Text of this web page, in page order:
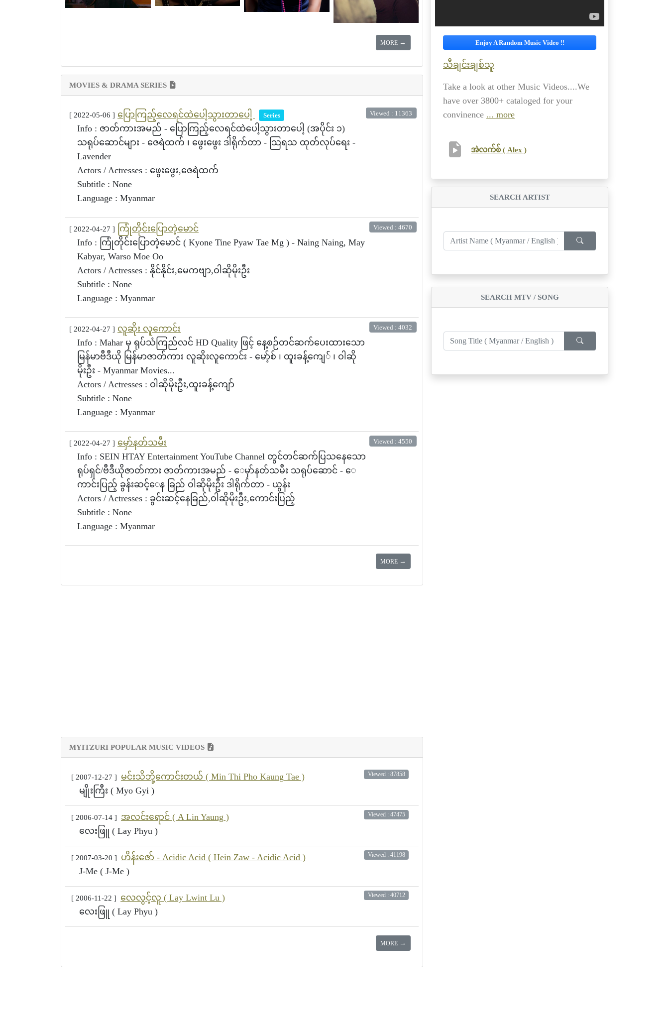
MORE →
MOVIES & DRAMA SERIES
[ 2022-05-06 ] ပြောကြည့်လေရင်ထဲပေါ့သွားတာပေါ့ Series
Info : ဇာတ်ကားအမည် - ပြောကြည့်လေရင်ထဲပေါ့သွားတာပေါ့ (အပိုင်း ၁)
သရုပ်ဆောင်များ - ဇေရဲထက် ၊ ဖွေးဖွေး ဒါရိုက်တာ - သြရသ ထုတ်လုပ်ရေး -
Lavender
Actors / Actresses : ဖွေးဖွေး,ဇေရဲထက်
Subtitle : None
Language : Myanmar
Viewed : 11363
[ 2022-04-27 ]
ကြုံတိုင်းပြောတဲ့မောင်
Info : ကြုံတိုင်းပြောတဲ့မောင် ( Kyone Tine Pyaw Tae Mg ) - Naing Naing, May
Kabyar, Warso Moe Oo
Actors / Actresses : နိုင်နိုင်း,မေကဗျာ,ဝါဆိုမိုးဦး
Subtitle : None
Language : Myanmar
Viewed : 4670
[ 2022-04-27 ] လူဆိုး လူကောင်း
Info : Mahar မှ ရုပ်သံကြည်လင် HD Quality ဖြင့် နေ့စဉ်တင်ဆက်ပေးထားသော
မြန်မာဗီဒီယို မြန်မာဇာတ်ကား လူဆိုးလူကောင်း - မော့်စ် ၊ ထူးခန့်ကျေ် ၊ ဝါဆို
မိုးဦး - Myanmar Movies...
Actors / Actresses : ဝါဆိုမိုးဦး,ထူးခန့်ကျော်
Subtitle : None
Language : Myanmar
Viewed : 4032
[ 2022-04-27 ] မှော်နတ်သမီး
Info : SEIN HTAY Entertainment YouTube Channel တွင်တင်ဆက်ပြသနေသော
ရုပ်ရှင်/ဗီဒီယိုဇာတ်ကား ဇာတ်ကားအမည် - ေမှာ်နတ်သမီး သရုပ်ဆောင် - ေ
ကာင်းပြည့် ခွန်းဆင့်ေန ခြည် ဝါဆိုမိုးဦး ဒါရိုက်တာ - ယွန်း
Actors / Actresses : ခွင်းဆင့်နေခြည်,ဝါဆိုမိုးဦး,ကောင်းပြည့်
Subtitle : None
Language : Myanmar
Viewed : 4550
MORE →
MYITZURI POPULAR MUSIC VIDEOS
[ 2007-12-27 ] မင်းသိဘို့ကောင်းတယ် ( Min Thi Pho Kaung Tae )
မျိုးကြီး ( Myo Gyi )
Viewed : 87858
[ 2006-07-14 ] အလင်းရောင် ( A Lin Yaung )
လေးဖြူ ( Lay Phyu )
Viewed : 47475
[ 2007-03-20 ] ဟိန်းဇော် - Acidic Acid ( Hein Zaw - Acidic Acid )
J-Me ( J-Me )
Viewed : 41198
[ 2006-11-22 ] လေလွင့်လူ ( Lay Lwint Lu )
လေးဖြူ ( Lay Phyu )
Viewed : 40712
MORE →
Enjoy A Random Music Video !!
သီချင်းချစ်သူ
Take a look at other Music Videos....We
have over 3800+ cataloged for your
convinence ... more
အဲလက်စ် ( Alex )
SEARCH ARTIST
SEARCH MTV / SONG